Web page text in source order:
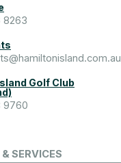
8263
Golf Club
9760
SERVICES